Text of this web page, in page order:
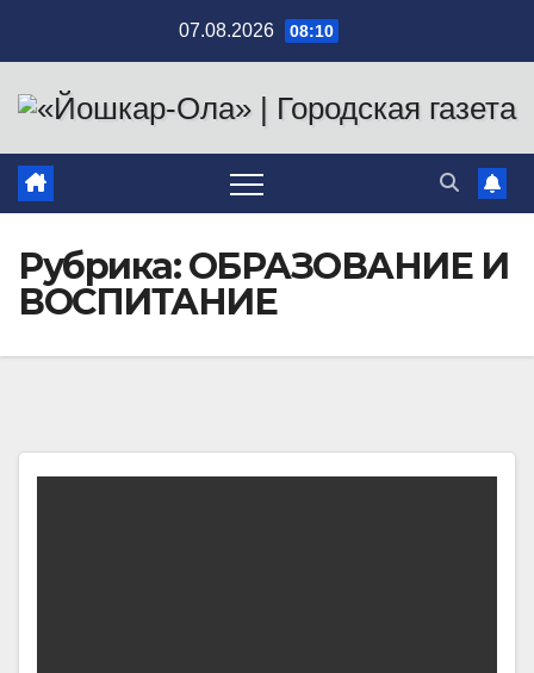
содержимому
07.08.2026 08:10
Рубрика:ОБРАЗОВАНИЕ И
ВОСПИТАНИЕ